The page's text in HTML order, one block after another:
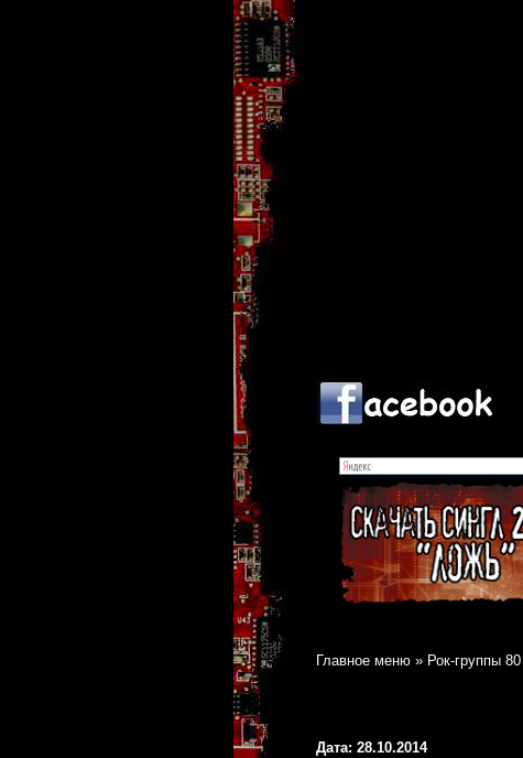
Главное меню » Рок-группы
Дата: 28.10.2014